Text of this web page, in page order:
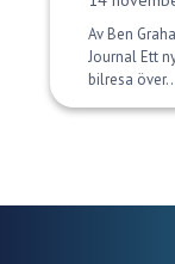
Av Ben
Journal Ett
bilresa